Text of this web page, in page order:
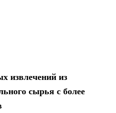
извлечений из
сырья с более